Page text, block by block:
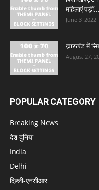
महिलाएं पड़ीं...
June 3, 2022
झारखंड में
August 27,
POPULAR CATEGORY
Breaking News
देश दुनिया
India
Delhi
दिल्ली-एनसीआर